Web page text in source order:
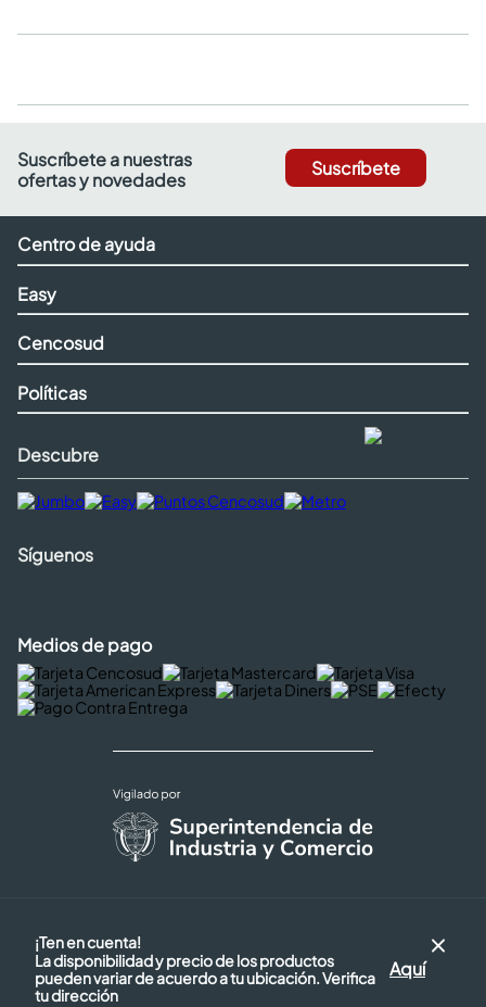
¡Ten en cuenta!
La disponibilidad y precio de los productos
pueden variar de acuerdo a tu ubicación. Verifica
tu dirección
Aquí
Suscríbete a nuestras
ofertas y novedades
Suscríbete
Centro de ayuda
Easy
Cencosud
Políticas
Descubre
Síguenos
Medios de pago
Seguridad y Privacidad |
Código de ética